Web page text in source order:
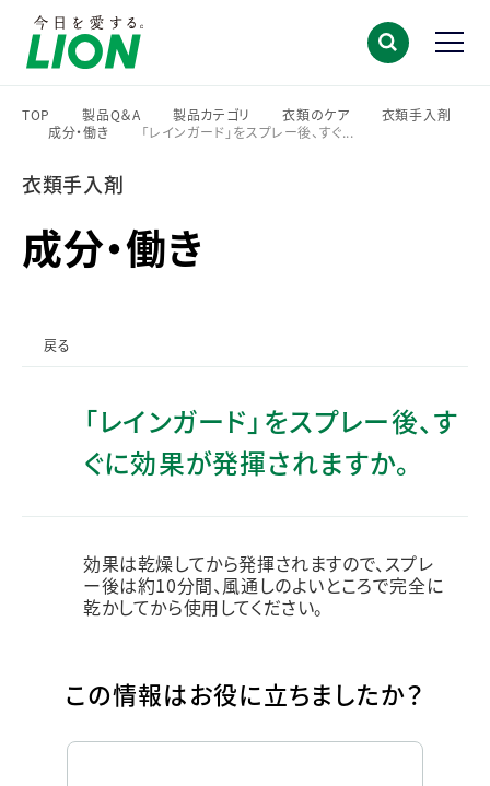
TOP
>
製品Q＆A
>
製品カテゴリ
>
衣類のケア
衣類手入剤
成分・働き
「レインガード」をスプレー後、すぐ...
衣類手入剤
成分・働き
戻る
「レインガード」をスプレー後、す
ぐに効果が発揮されますか。
効果は乾燥してから発揮されますので、スプレ
ー後は約10分間、風通しのよいところで完全に
乾かしてから使用してください。
この情報はお役に立ちましたか？